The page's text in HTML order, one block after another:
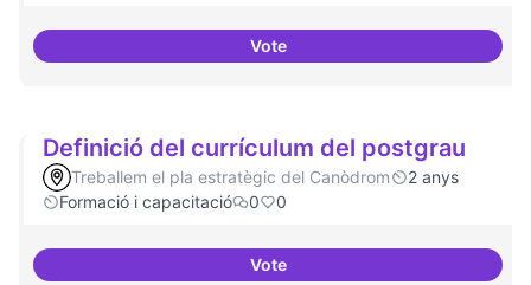
VoteTècniques de seguretat digital
Definició del currículum del postgrau
Treballem el pla estratègic del Canòdrom
2 anys
Formació i capacitació
0 0
VoteDefinició del currículum del